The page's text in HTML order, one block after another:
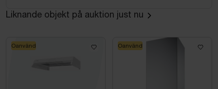
Liknande objekt på auktion just nu
Oanvänd Oanvänd